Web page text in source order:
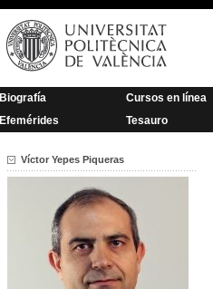
Biografía Cursos en línea
Efemérides
Tesauro
Víctor Yepes Piqueras